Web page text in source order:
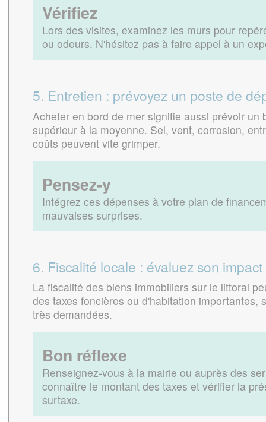
Vérifiez
Lors des visites, examinez les murs pour
ou odeurs. N'hésitez pas à faire appel à un
5. Entretien : prévoyez un poste de
Acheter en bord de mer signifie aussi prévoir un
supérieur à la moyenne. Sel, vent, corrosion,
coûts peuvent vite grimper.
Pensez-y
Intégrez ces dépenses à votre plan de
mauvaises surprises.
6. Fiscalité locale : évaluez son impact
La fiscalité des biens immobiliers sur le littoral
des taxes foncières ou d'habitation importantes,
très demandées.
Bon réflexe
Renseignez-vous à la mairie ou auprès des
connaître le montant des taxes et vérifier la
surtaxe.